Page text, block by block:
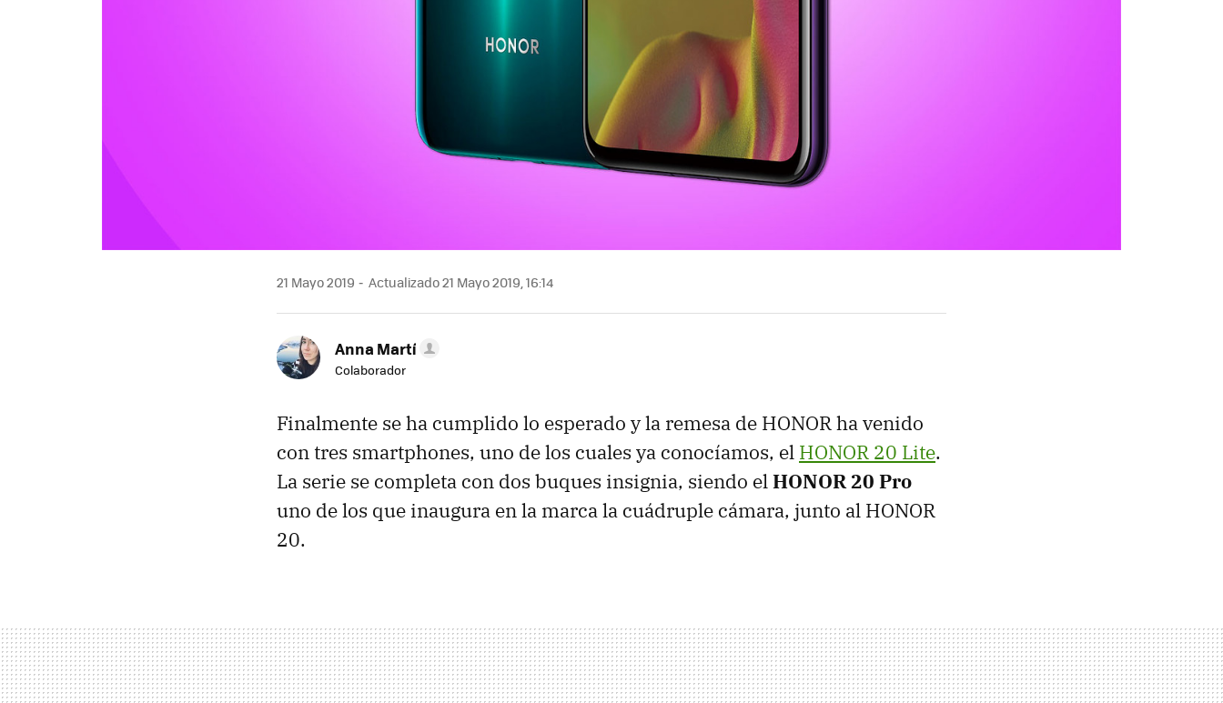
21 Mayo 2019 Actualizado 21 Mayo 2019, 16:14
Anna Martí
Colaborador
Finalmente se ha cumplido lo esperado y la remesa de HONOR ha venido
con tres smartphones, uno de los cuales ya conocíamos, el HONOR 20 Lite.
La serie se completa con dos buques insignia, siendo el HONOR 20 Pro
uno de los que inaugura en la marca la cuádruple cámara, junto al HONOR
20.